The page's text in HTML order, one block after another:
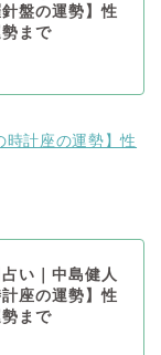
盤の運勢】性
まで
時計座の運勢】性
い｜中島健人
座の運勢】性
まで